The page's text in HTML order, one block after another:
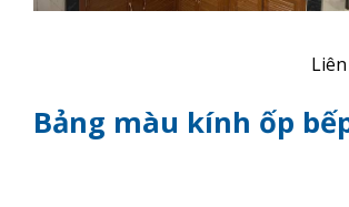
Bảng màu kính ốp